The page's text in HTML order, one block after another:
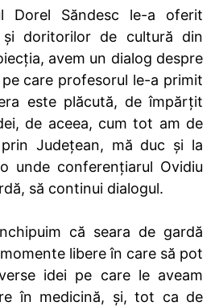
Dorel Săndesc le-a oferit
și doritorilor de cultură din
avem un dialog despre
care profesorul le-a primit
este plăcută, de împărțit
de aceea, cum tot am de
Județean, mă duc și la
unde conferențiarul Ovidiu
să continui dialogul.
că seara de gardă
libere în care să pot
idei pe care le aveam
în medicină, și, tot ca de